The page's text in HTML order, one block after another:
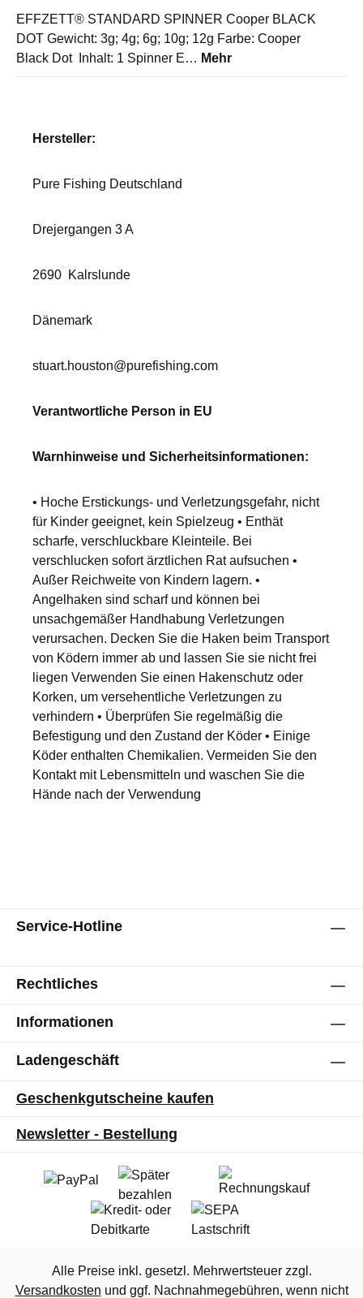
EFFZETT® STANDARD SPINNER Cooper BLACK
DOT Gewicht: 3g; 4g; 6g; 10g; 12g Farbe: Cooper
Black Dot Inhalt: 1 Spinner E… Mehr
Hersteller:
Pure Fishing Deutschland
Drejergangen 3 A
2690 Kalrslunde
Dänemark
stuart.houston@purefishing.com
Verantwortliche Person in EU
Warnhinweise und Sicherheitsinformationen:
• Hoche Erstickungs- und Verletzungsgefahr, nicht
für Kinder geeignet, kein Spielzeug • Enthät
scharfe, verschluckbare Kleinteile. Bei
verschlucken sofort ärztlichen Rat aufsuchen •
Außer Reichweite von Kindern lagern. •
Angelhaken sind scharf und können bei
unsachgemäßer Handhabung Verletzungen
verursachen. Decken Sie die Haken beim Transport
von Ködern immer ab und lassen Sie sie nicht frei
liegen Verwenden Sie einen Hakenschutz oder
Korken, um versehentliche Verletzungen zu
verhindern • Überprüfen Sie regelmäßig die
Befestigung und den Zustand der Köder • Einige
Köder enthalten Chemikalien. Vermeiden Sie den
Kontakt mit Lebensmitteln und waschen Sie die
Hände nach der Verwendung
Service-Hotline
Rechtliches
Informationen
Ladengeschäft
Geschenkgutscheine kaufen
Newsletter - Bestellung
Alle Preise inkl. gesetzl. Mehrwertsteuer zzgl.
Versandkosten und ggf. Nachnahmegebühren, wenn nicht